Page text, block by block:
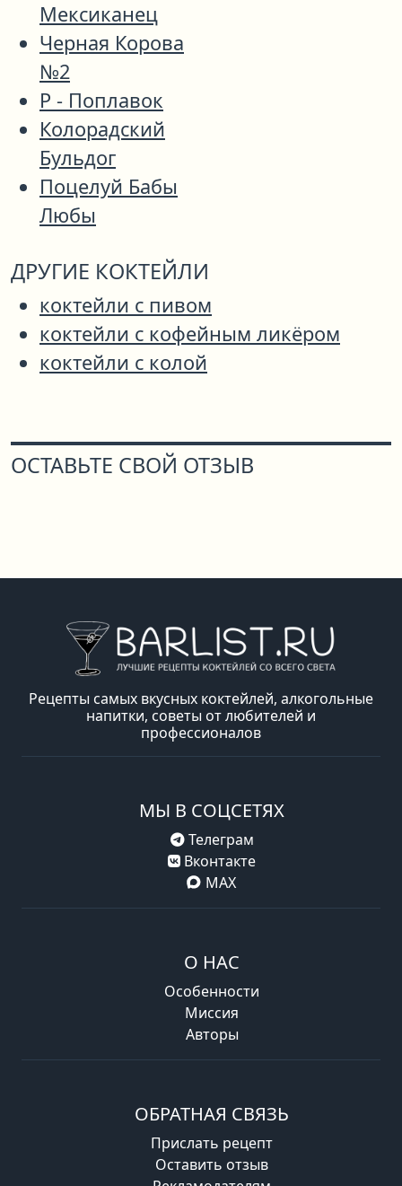
Мексиканец
Черная Корова
№2
Р - Поплавок
Колорадский
Бульдог
Поцелуй Бабы
Любы
ДРУГИЕ КОКТЕЙЛИ
коктейли с пивом
коктейли с кофейным ликёром
коктейли с колой
ОСТАВЬТЕ СВОЙ ОТЗЫВ
Рецепты самых вкусных коктейлей, алкогольные
напитки, советы от любителей и
профессионалов
МЫ В СОЦСЕТЯХ
Телеграм
Вконтакте
MAX
О НАС
Особенности
Миссия
Авторы
ОБРАТНАЯ СВЯЗЬ
Прислать рецепт
Оставить отзыв